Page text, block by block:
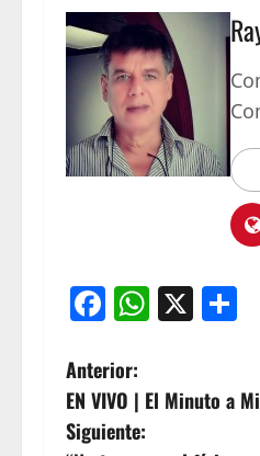
Facebook
X
Anterior:
EN VIVO | El Minuto a
Siguiente: